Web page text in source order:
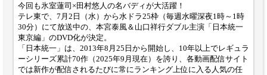
今回も氷室蓮司×田村悠人の名バディが大活躍！
テレ東で、7月2日（水）から水ドラ25枠（毎週水曜深夜1時～1時
30分）にて放送中の、本宮泰風＆山口祥行ダブル主演「日本統一
東京編」のDVD化が決定。
「日本統一」は、2013年8月25日から開始し、10年以上でレギュラ
ーシリーズ累計70作（2025年9月現在）を誇り、各動画配信サイト
では新作が配信されるたびに常にランキング上位に入る人気の任